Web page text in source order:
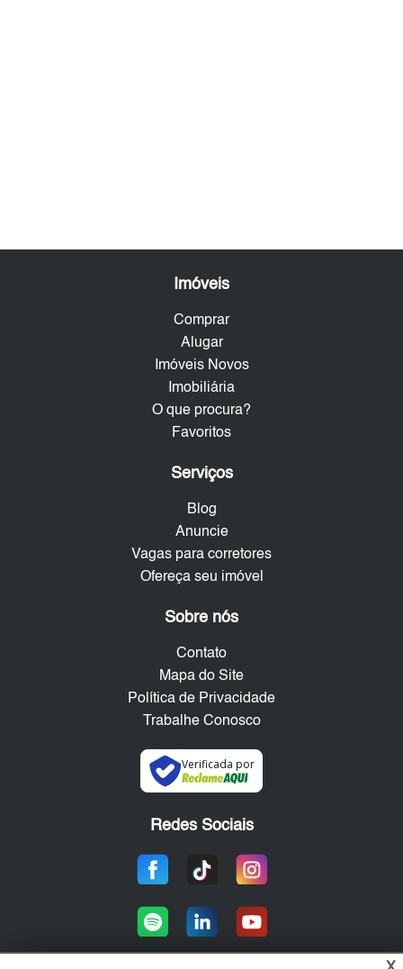
Imóveis
Comprar
Alugar
Imóveis Novos
Imobiliária
O que procura?
Favoritos
Serviços
Blog
Anuncie
Vagas para corretores
Ofereça seu imóvel
Sobre nós
Contato
Mapa do Site
Política de Privacidade
Trabalhe Conosco
Verificada por
Redes Sociais